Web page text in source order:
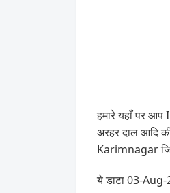
हमारे यहाँ पर
अरहर दाल आदि
Karimnagar
ये डाटा 03-